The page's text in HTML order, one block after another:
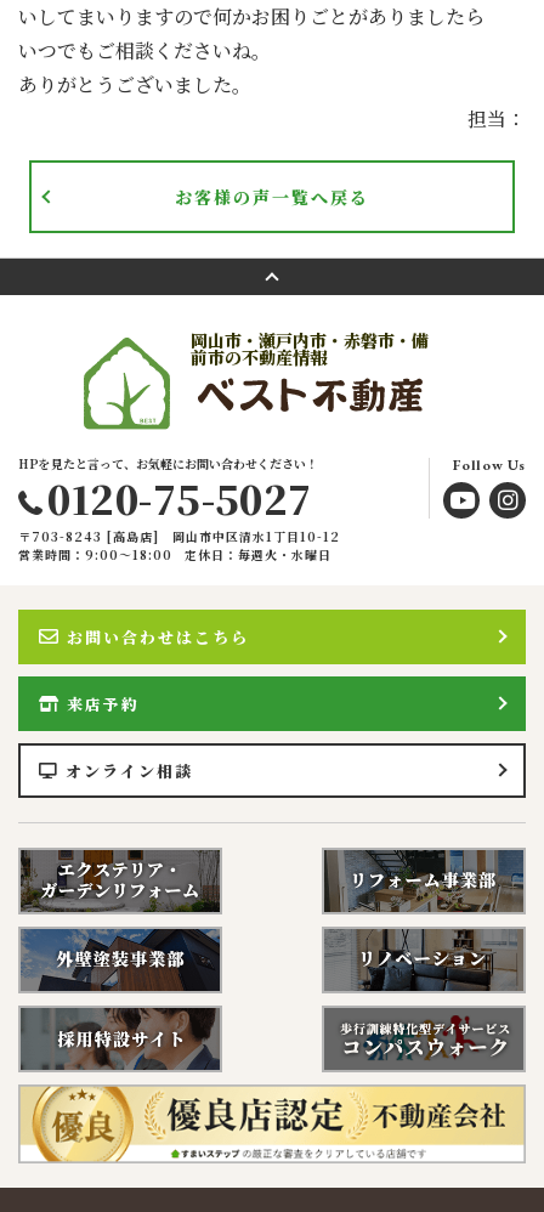
いしてまいりますので何かお困りごとがありましたら
いつでもご相談くださいね。
ありがとうございました。
担当：
お客様の声一覧へ戻る
岡山市・瀬戸内市・赤磐市・備
前市の不動産情報
HPを見たと言って、お気軽にお問い合わせください！
0120-75-5027
Follow Us
〒703-8243 [高島店] 岡山市中区清水1丁目10-12
営業時間：9:00〜18:00
定休日：毎週火・水曜日
お問い合わせはこちら
来店予約
オンライン相談